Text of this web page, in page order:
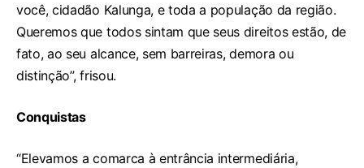
você, cidadão Kalunga, e toda a população da região.
Queremos que todos sintam que seus direitos estão, de
fato, ao seu alcance, sem barreiras, demora ou
distinção”, frisou.
Conquistas
“Elevamos a comarca à entrância intermediária,